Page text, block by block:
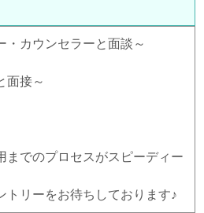
・カウンセラーと面談～
面接～
までのプロセスがスピーディー
トリーをお待ちしております♪